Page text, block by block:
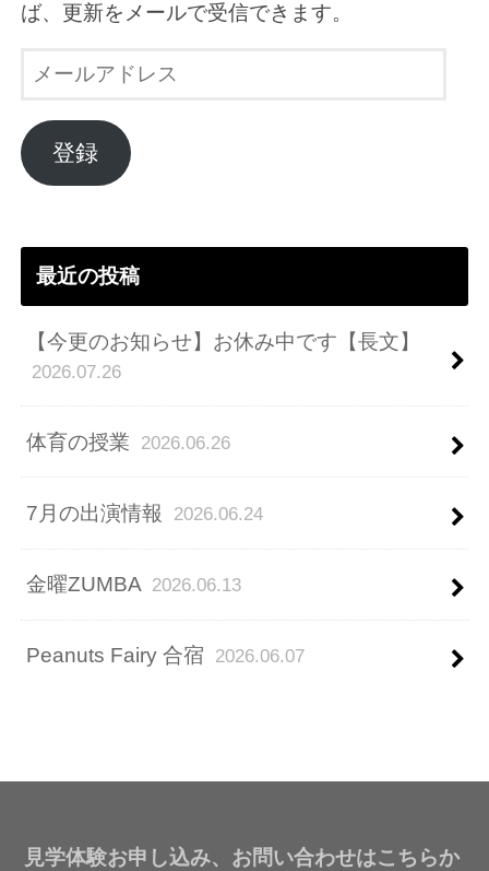
ば、更新をメールで受信できます。
ル
ア
ド
登録
最近の投稿
【今更のお知らせ】お休み中です【長文】
2026.07.26
体育の授業 2026.06.26
7月の出演情報 2026.06.24
金曜ZUMBA 2026.06.13
Peanuts Fairy 合宿 2026.06.07
見学体験お申し込み、お問い合わせはこちらか